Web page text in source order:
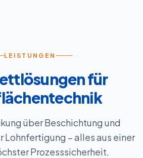
LEISTUNGEN
für
über Beschichtung und
Lohnfertigung – alles aus einer
Prozesssicherheit.